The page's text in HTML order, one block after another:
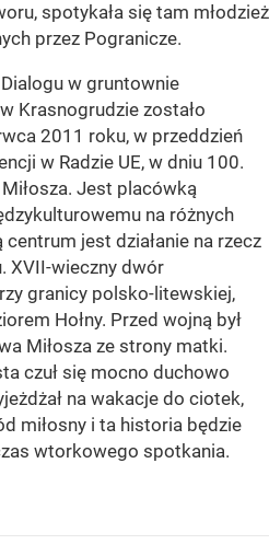
spotykała się tam młodzież
przez Pogranicze.
w gruntownie
Krasnogrudzie zostało
2011 roku, w przeddzień
w Radzie UE, w dniu 100.
Jest placówką
na różnych
jest działanie na rzecz
XVII-wieczny dwór
granicy polsko-litewskiej,
Hołny. Przed wojną był
Miłosza ze strony matki.
czuł się mocno duchowo
na wakacje do ciotek,
miłosny i ta historia będzie
wtorkowego spotkania.